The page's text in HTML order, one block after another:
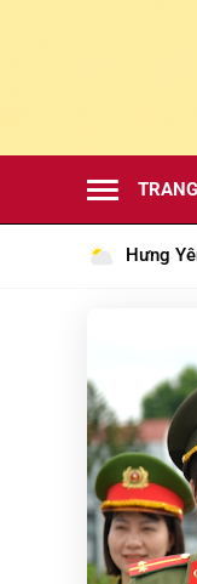
Hưng
tuyên truyền, lan